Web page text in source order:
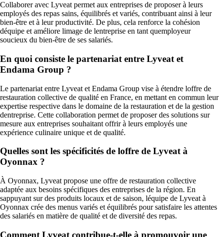
Collaborer avec Lyveat permet aux entreprises de proposer à leurs
employés des repas sains, équilibrés et variés, contribuant ainsi à leur
bien-être et à leur productivité. De plus, cela renforce la cohésion
déquipe et améliore limage de lentreprise en tant quemployeur
soucieux du bien-être de ses salariés.
En quoi consiste le partenariat entre Lyveat et
Endama Group ?
Le partenariat entre Lyveat et Endama Group vise à étendre loffre de
restauration collective de qualité en France, en mettant en commun leur
expertise respective dans le domaine de la restauration et de la gestion
dentreprise. Cette collaboration permet de proposer des solutions sur
mesure aux entreprises souhaitant offrir à leurs employés une
expérience culinaire unique et de qualité.
Quelles sont les spécificités de loffre de Lyveat à
Oyonnax ?
À Oyonnax, Lyveat propose une offre de restauration collective
adaptée aux besoins spécifiques des entreprises de la région. En
sappuyant sur des produits locaux et de saison, léquipe de Lyveat à
Oyonnax crée des menus variés et équilibrés pour satisfaire les attentes
des salariés en matière de qualité et de diversité des repas.
Comment Lyveat contribue-t-elle à promouvoir une